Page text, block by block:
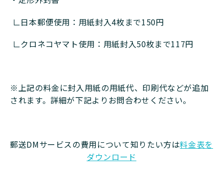
∟日本郵便使用：用紙封入4枚まで150円
∟クロネコヤマト使用：用紙封入50枚まで117円
※上記の料金に封入用紙の用紙代、印刷代などが追加
されます。詳細が下記よりお問合わせください。
郵送DMサービスの費用について知りたい方は料金表を
ダウンロード